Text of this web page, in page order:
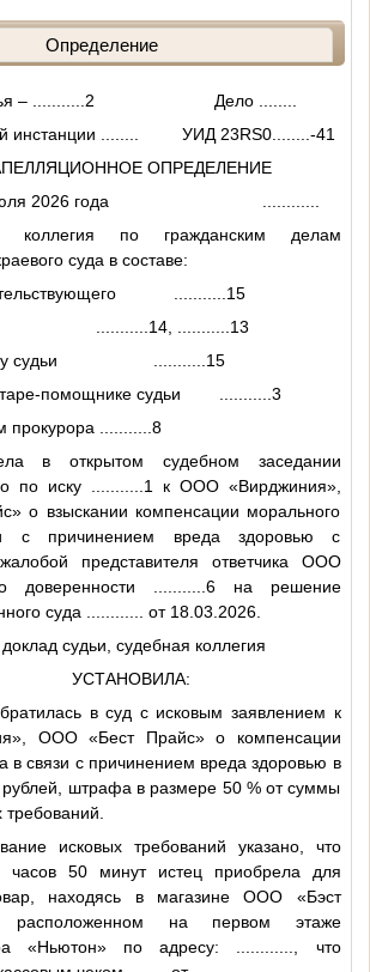
Определение
– ...........2 Дело
инстанции
УИД 23RS0
-41
ОПРЕДЕЛЕНИЕ
июля 2026 года
коллегия по гражданским делам
суда в составе:
...........15
...........14,
...........13
судьи
...........15
помощнике судьи
...........3
прокурора
...........8
в открытом судебном заседании
по иску
...........1
к ООО «Вирджиния»,
о взыскании компенсации морального
с причинением вреда здоровью с
представителя ответчика ООО
доверенности
...........6на решение
суда
от 18.03.2026.
судьи, судебная коллегия
УСТАНОВИЛА:
в суд с исковым заявлением к
ООО «Бест Прайс» о компенсации
в связи с причинением вреда здоровью в
штрафа в размере 50 % от суммы
исковых требований указано, что
часов 50 минут истец приобрела для
находясь в магазине ООО «Бэст
расположенном на первом этаже
«Ньютон» по адресу:
, что